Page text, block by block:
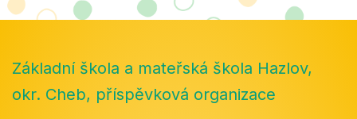
Základní škola a mateřská škola Hazlov,
okr. Cheb, příspěvková organizace